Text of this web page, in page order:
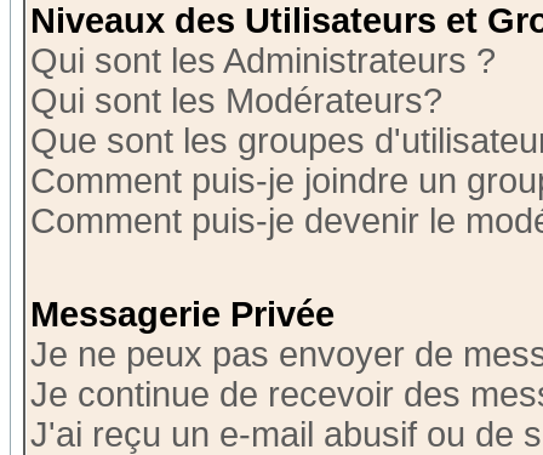
Niveaux des Utilisateurs et
Qui sont les Administrateurs ?
Qui sont les Modérateurs?
Que sont les groupes
Comment puis-je joindre un
Comment puis-je devenir le
Messagerie Privée
Je ne peux pas envoyer de
Je continue de recevoir des
J'ai reçu un e-mail abusif ou de